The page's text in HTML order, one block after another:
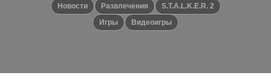
новости Развлечения
S.T.A.L.K.E.R. 2
игры
видеоигры